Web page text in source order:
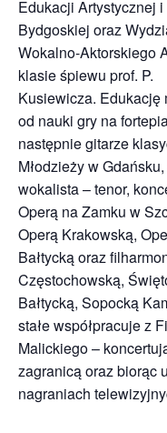
Edukacji Artystycznej
Bydgoskiej oraz
Wokalno-Aktorskiego
klasie śpiewu prof. P.
Kusiewicza. Edukację
od nauki gry na
następnie gitarze
Młodzieży w
wokalista – tenor,
Operą na Zamku w
Operą Krakowską,
Bałtycką oraz
Częstochowską,
Bałtycką, Sopocką
stałe współpracuje z
Malickiego –
zagranicą oraz biorąc
nagraniach